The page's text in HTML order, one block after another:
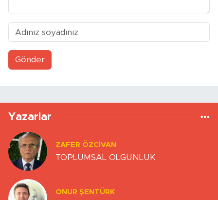
Gönder
Yazarlar
ZAFER ÖZCIVAN
TOPLUMSAL OLGUNLUK
ONUR ŞENTÜRK